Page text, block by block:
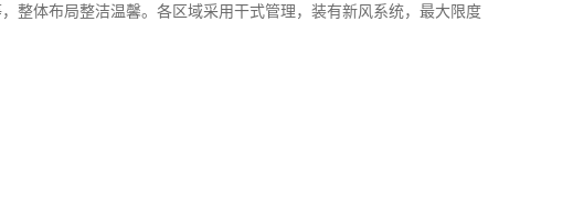
整体布局整洁温馨。各区域采用干式管理，装有新风系统，最大限度